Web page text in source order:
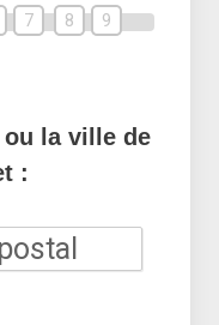
7 8 9
la ville de
: